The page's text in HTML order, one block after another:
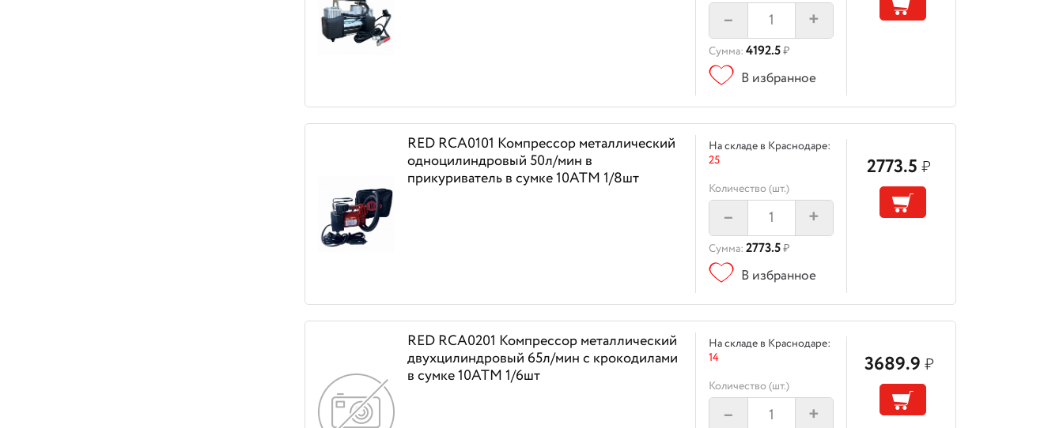
– +
Сумма: 4192.5₽
В избранное
RED RCA0101 Компрессор металлический
одноцилиндровый 50л/мин в
прикуриватель в сумке 10АТМ 1/8шт
На складе в Краснодаре:
25
Количество (шт.)
– +
Сумма: 2773.5₽
В избранное
2773.5₽
RED RCA0201 Компрессор металлический
двухцилиндровый 65л/мин с крокодилами
в сумке 10АТМ 1/6шт
На складе в Краснодаре:
14
Количество (шт.)
– +
3689.9 ₽